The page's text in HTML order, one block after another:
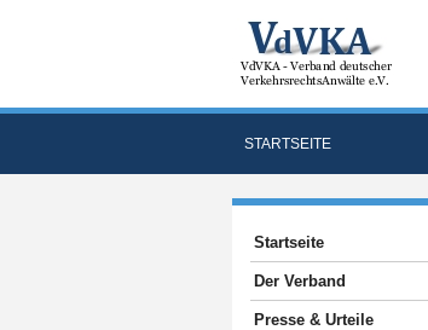
STARTSEITE
Startseite
Der Verband
Presse & Urteile